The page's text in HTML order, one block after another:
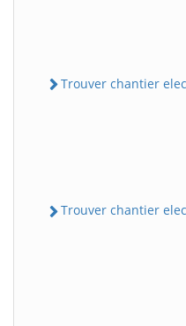
Trouver chantier
Trouver chantier